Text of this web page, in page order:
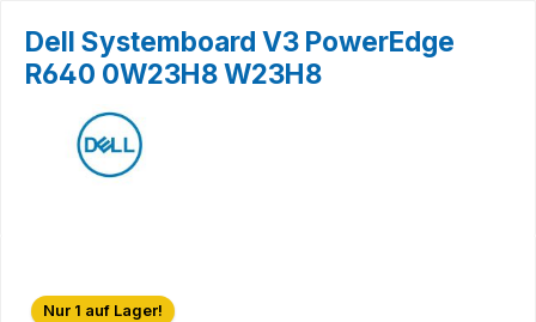
Dell Systemboard V3 PowerEdge
R640 0W23H8 W23H8
Bildergalerie überspringen
Nur 1 auf Lager!